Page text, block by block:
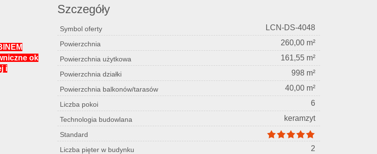
ok
i
Szczegóły
Symbol oferty LCN-DS-4048
Powierzchnia 260,00 m²
Powierzchnia użytkowa 161,55 m²
Powierzchnia działki 998 m²
Powierzchnia balkonów/tarasów 40,00 m²
Liczba pokoi 6
Technologia budowlana keramzyt
Standard
Liczba pięter w budynku
2